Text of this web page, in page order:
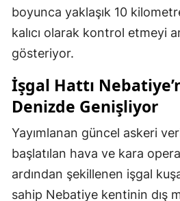
boyunca yaklaşık 10
kalıcı olarak kontrol etmeyi
gösteriyor.
İşgal Hattı
Denizde Genişliyor
Yayımlanan güncel askeri
başlatılan hava ve kara
ardından şekillenen işgal
sahip Nebatiye kentinin dış